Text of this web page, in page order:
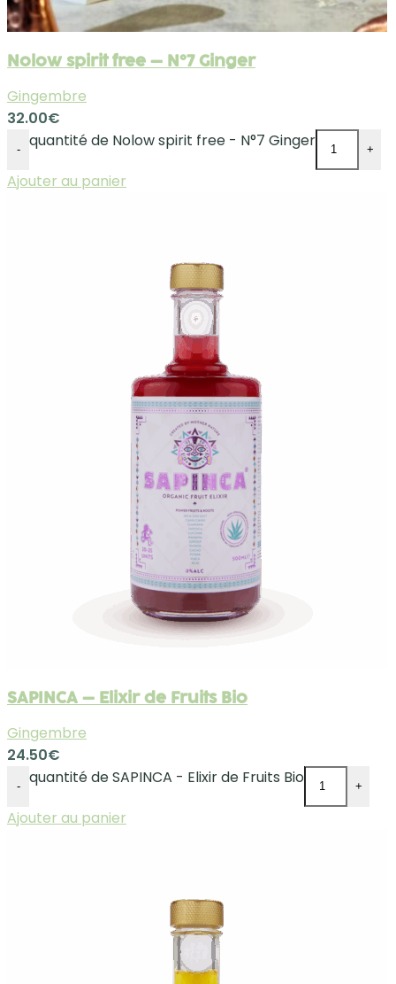
Nolow spirit free – N°7 Ginger
Gingembre
32.00€
- quantité de Nolow spirit free - N°7 Ginger +
Ajouter au panier
SAPINCA – Elixir de Fruits Bio
Gingembre
24.50€
- quantité de SAPINCA - Elixir de Fruits Bio +
Ajouter au panier